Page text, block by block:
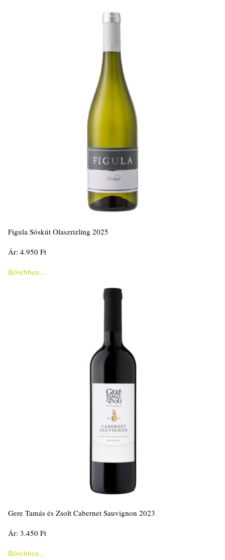
Figula Sóskút Olaszrizling 2025
Ár: 4.950 Ft
Bővebben...
Gere Tamás és Zsolt Cabernet Sauvignon 2023
Ár: 3.450 Ft
Bővebben...